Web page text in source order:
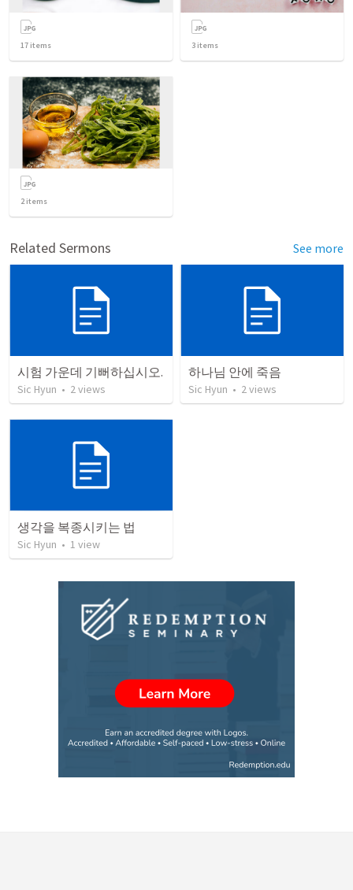
17 items 3 items
2items
Related Sermons See more
시험 가운데 기뻐하십시오.
Sic Hyun • 2views
하나님 안에 죽음
Sic Hyun • 2views
생각을 복종시키는 법
Sic Hyun • 1 view